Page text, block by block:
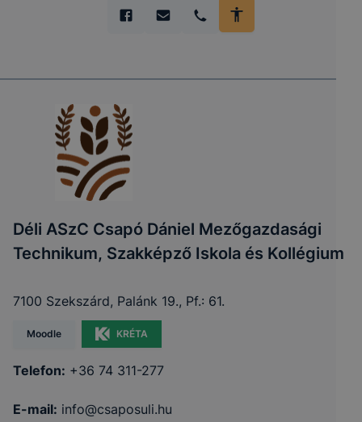
Déli ASzC Csapó Dániel Mezőgazdasági
Technikum, Szakképző Iskola és Kollégium
7100 Szekszárd, Palánk 19., Pf.: 61.
Moodle KRÉTA
Telefon: +36 74 311-277
E-mail: info@csaposuli.hu